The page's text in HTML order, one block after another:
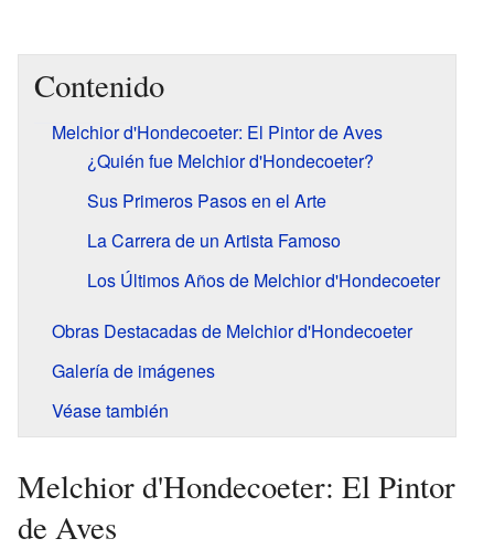
Contenido
Melchior d'Hondecoeter: El Pintor de Aves
¿Quién fue Melchior d'Hondecoeter?
Sus Primeros Pasos en el Arte
La Carrera de un Artista Famoso
Los Últimos Años de Melchior d'Hondecoeter
Obras Destacadas de Melchior d'Hondecoeter
Galería de imágenes
Véase también
Melchior d'Hondecoeter: El Pintor
de Aves